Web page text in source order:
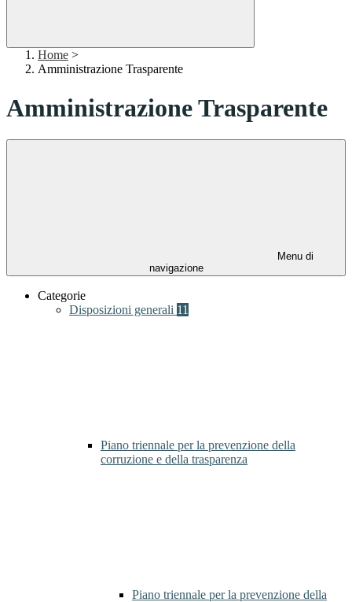
Home >
Amministrazione Trasparente
Amministrazione Trasparente
Menu di
navigazione
Categorie
Disposizioni generali 11
Piano triennale per la prevenzione della
corruzione e della trasparenza
Piano triennale per la prevenzione della